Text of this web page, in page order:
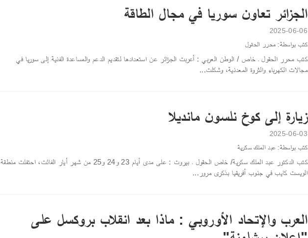
الجزائر تعاون سوريا في مجال الطاقة
2025-06-06
كتب بواسطة: محرر الحقول
كتب محرر الحقول ـ خاص / الوطن العربي : أعربت الجزائر عن استعدادها لتقديم الدعم والمساعدة الفنية إلى سوريا في
مجالات الكهرباء والثروة المعدنية، وشكلت...
زيارة إلى كوخ نلسون مانديلا
2025-06-03
كتب بواسطة: عبد الملك سكرية
كتب الدكتور عبد الملك سكرية/ خاص الحقول ـ بيروت : على مدى أيام 23 و24 و25 من شهر أيار الفائت، احتفلت منطقة
الويست كايب في جنوب أفريقيا بذكرى مرور...
العرب والإتحاد الأوروبي : ماذا بعد انقلاب بروكسل على